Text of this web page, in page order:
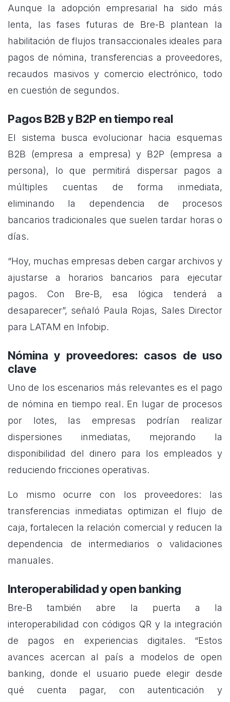
Aunque la adopción empresarial ha sido más
lenta, las fases futuras de Bre-B plantean la
habilitación de flujos transaccionales ideales para
pagos de nómina, transferencias a proveedores,
recaudos masivos y comercio electrónico, todo
en cuestión de segundos.
Pagos B2B y B2P en tiempo real
El sistema busca evolucionar hacia esquemas
B2B (empresa a empresa) y B2P (empresa a
persona), lo que permitirá dispersar pagos a
múltiples cuentas de forma inmediata,
eliminando la dependencia de procesos
bancarios tradicionales que suelen tardar horas o
días.
“Hoy, muchas empresas deben cargar archivos y
ajustarse a horarios bancarios para ejecutar
pagos. Con Bre-B, esa lógica tenderá a
desaparecer”, señaló Paula Rojas, Sales Director
para LATAM en Infobip.
Nómina y proveedores: casos de uso
clave
Uno de los escenarios más relevantes es el pago
de nómina en tiempo real. En lugar de procesos
por lotes, las empresas podrían realizar
dispersiones inmediatas, mejorando la
disponibilidad del dinero para los empleados y
reduciendo fricciones operativas.
Lo mismo ocurre con los proveedores: las
transferencias inmediatas optimizan el flujo de
caja, fortalecen la relación comercial y reducen la
dependencia de intermediarios o validaciones
manuales.
Interoperabilidad y open banking
Bre-B también abre la puerta a la
interoperabilidad con códigos QR y la integración
de pagos en experiencias digitales. “Estos
avances acercan al país a modelos de open
banking, donde el usuario puede elegir desde
qué cuenta pagar, con autenticación y